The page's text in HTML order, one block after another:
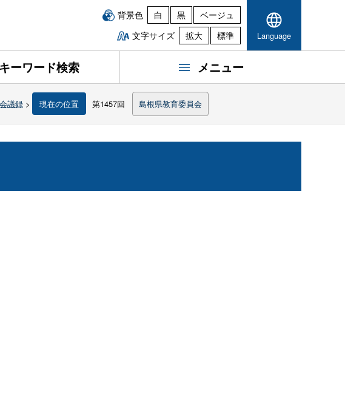
背景色 白 黒
ベージュ
文字サイズ
拡大 標準 Language
キーワード検索 メニュー
議録 > 現在の位置 第1457回 島根県教育委員会